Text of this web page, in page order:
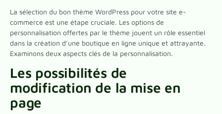
La sélection du bon thème WordPress pour votre site e-
commerce est une étape cruciale. Les options de
personnalisation offertes par le thème jouent un rôle essentiel
dans la création d’une boutique en ligne unique et attrayante.
Examinons deux aspects clés de la personnalisation.
Les possibilités de
modification de la mise en
page